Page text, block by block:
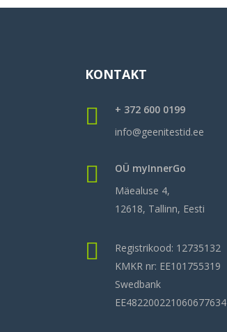
KONTAKT
+ 372 600 0199
info@geenitestid.ee
OÜ myInnerGo
Mäealuse 4,
12618, Tallinn, Eesti
Registrikood: 12735132
KMKR nr: EE101755319
Swedbank
EE482200221060677634